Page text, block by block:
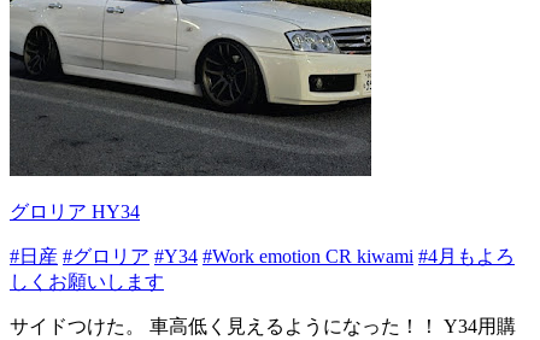
グロリア HY34
#日産 #グロリア #Y34 #Work emotion CR kiwami #4月もよろ
しくお願いします
サイドつけた。 車高低く見えるようになった！！ Y34用購